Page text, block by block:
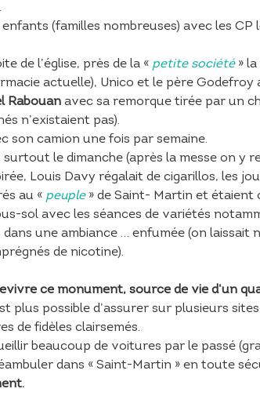
(familles nombreuses) avec les CP
de l’église, près de la « petite société» la
actuelle), Unico et le père
Rabouan avec sa remorque tirée par un
n’existaient pas).
son camion une fois par semaine.
surtout le dimanche (après la messe on y
Louis Davy régalait de cigarillos, les
au « peuple» de Saint- Martin et étaient
sol avec les séances de variétés
une ambiance … enfumée (on laissait
de nicotine).
ce monument, source de vie d’un
plus possible d’assurer sur plusieurs
de fidèles clairsemés.
beaucoup de voitures par le passé
dans « Saint-Martin » en toute